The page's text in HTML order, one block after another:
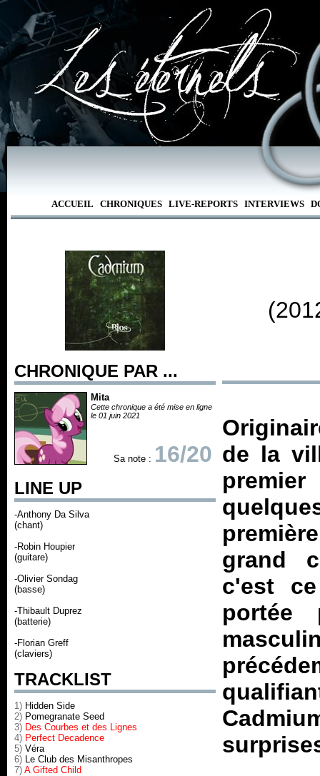
ACCUEIL CHRONIQUES LIVE-REPORTS INTERVIEWS
CHRONIQUE PAR ...
Mita
Cette chronique a été mise en ligne
le 01 juin 2021
Sa note : 16/20
LINE UP
-Anthony Da Silva
(chant)
-Robin Houpier
(guitare)
-Olivier Sondag
(basse)
-Thibault Duprez
(batterie)
-Florian Greff
(claviers)
TRACKLIST
1) Hidden Side
2) Pomegranate Seed
3) Des Courbes et des Lignes
4) Perfect Decadence
5) Véra
6) Le Club des Misanthropes
7) A Gifted Child
de la
grand
c'est
portée